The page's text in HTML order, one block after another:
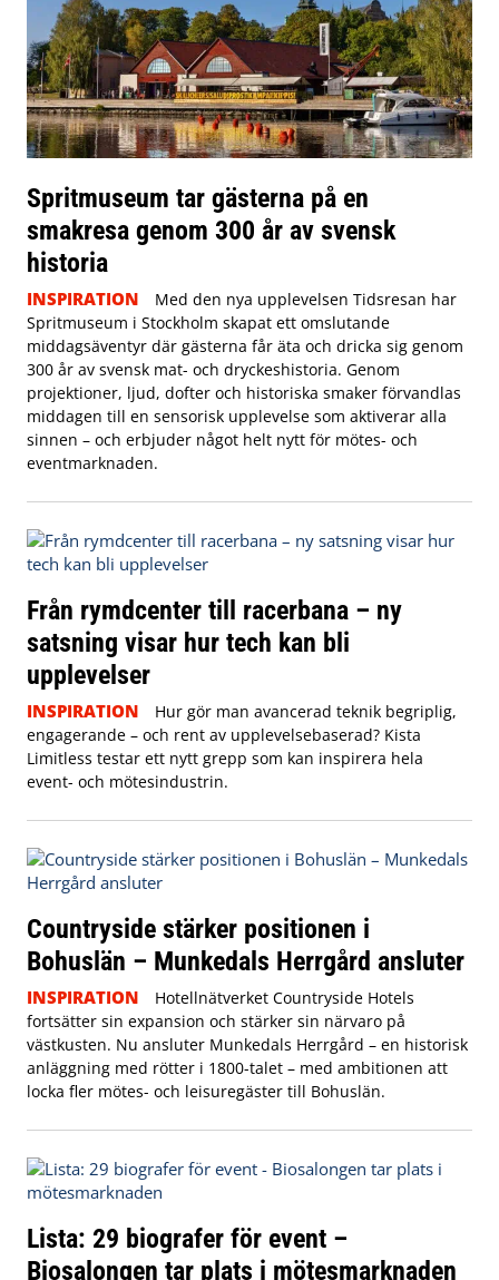
Spritmuseum tar gästerna på en
smakresa genom 300 år av svensk
historia
INSPIRATION
Med den nya upplevelsen Tidsresan har
Spritmuseum i Stockholm skapat ett omslutande
middagsäventyr där gästerna får äta och dricka sig genom
300 år av svensk mat- och dryckeshistoria. Genom
projektioner, ljud, dofter och historiska smaker förvandlas
middagen till en sensorisk upplevelse som aktiverar alla
sinnen – och erbjuder något helt nytt för mötes- och
eventmarknaden.
Från rymdcenter till racerbana – ny
satsning visar hur tech kan bli
upplevelser
INSPIRATION
Hur gör man avancerad teknik begriplig,
engagerande – och rent av upplevelsebaserad? Kista
Limitless testar ett nytt grepp som kan inspirera hela
event- och mötesindustrin.
Countryside stärker positionen i
Bohuslän – Munkedals Herrgård ansluter
INSPIRATION
Hotellnätverket Countryside Hotels
fortsätter sin expansion och stärker sin närvaro på
västkusten. Nu ansluter Munkedals Herrgård – en historisk
anläggning med rötter i 1800-talet – med ambitionen att
locka fler mötes- och leisuregäster till Bohuslän.
Lista: 29 biografer för event –
Biosalongen tar plats i mötesmarknaden